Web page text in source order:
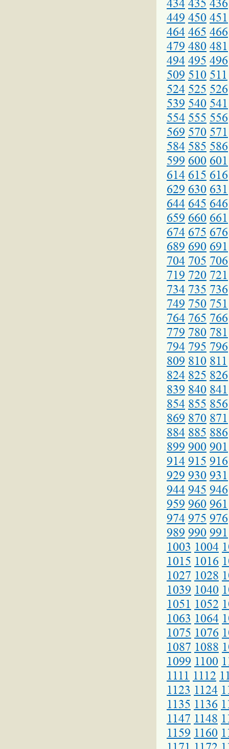
434 435 436
449 450 451
464 465 466
479 480 481
494 495 496
509 510 511
524 525 526
539 540 541
554 555 556
569 570 571
584 585 586
599 600 601
614 615 616
629 630 631
644 645 646
659 660 661
674 675 676
689 690 691
704 705 706
719 720 721
734 735 736
749 750 751
764 765 766
779 780 781
794 795 796
809 810 811
824 825 826
839 840 841
854 855 856
869 870 871
884 885 886
899 900 901
914 915 916
929 930 931
944 945 946
959 960 961
974 975 976
989 990 991
1003 1004
1015 1016
1027 1028
1039 1040
1051 1052
1063 1064
1075 1076
1087 1088
1099 1100
1111 1112
1123 1124
1135 1136
1147 1148
1159 1160